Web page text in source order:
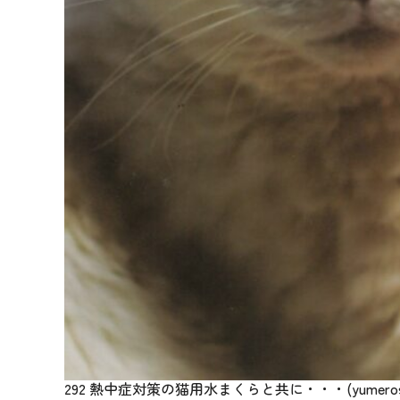
292 熱中症対策の猫用水まくらと共に・・・